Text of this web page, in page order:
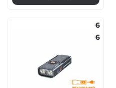
6
6